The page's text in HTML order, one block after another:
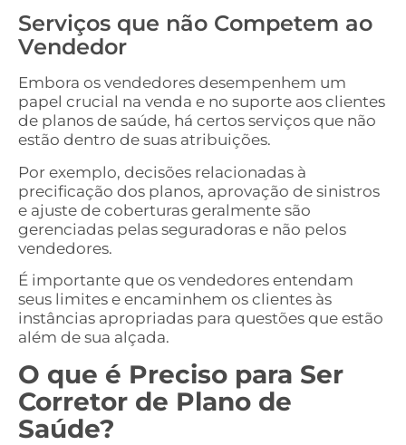
Serviços que não Competem ao
Vendedor
Embora os vendedores desempenhem um
papel crucial na venda e no suporte aos clientes
de planos de saúde, há certos serviços que não
estão dentro de suas atribuições.
Por exemplo, decisões relacionadas à
precificação dos planos, aprovação de sinistros
e ajuste de coberturas geralmente são
gerenciadas pelas seguradoras e não pelos
vendedores.
É importante que os vendedores entendam
seus limites e encaminhem os clientes às
instâncias apropriadas para questões que estão
além de sua alçada.
O que é Preciso para Ser
Corretor de Plano de
Saúde?